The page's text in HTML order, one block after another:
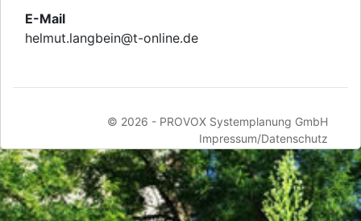
E-Mail
helmut.langbein@t-online.de
© 2026 - PROVOX Systemplanung GmbH
Impressum/Datenschutz